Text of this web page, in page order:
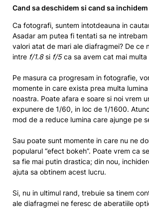
Cand sa deschidem si cand sa
Ca fotografi, suntem intotdeauna in
Asadar am putea fi tentati sa ne
valori atat de mari ale diafragmei? De ce
intre f/1.8si f/5ca sa avem cat mai multa
Pe masura ca progresam in fotografie,
momente in care exista prea multa
noastra. Poate afara e soare si noi vrem
expunere de 1/60, in loc de 1/1600.
mod de a reduce lumina care ajunge pe
Sau poate sunt momente in care nu ne
popularul “efect bokeh”. Poate vrem ca
sa fie mai putin drastica; din nou,
ajuta sa obtinem acest lucru.
Si, nu in ultimul rand, trebuie sa tinem
ale diafragmei ne feresc de aberatiile